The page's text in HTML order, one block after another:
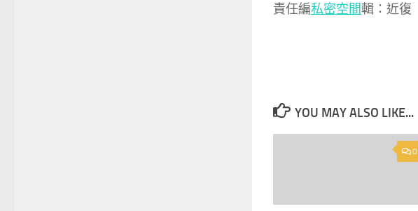
責任編私密空間輯：近復
YOU MAY ALSO LIKE...
0